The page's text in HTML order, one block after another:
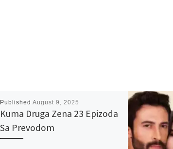
Published August 9, 2025
Kuma Druga Zena 23 Epizoda
Sa Prevodom